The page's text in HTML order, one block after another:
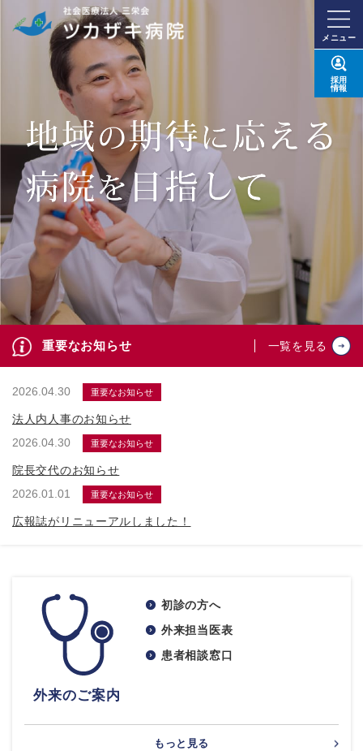
メニュー
採用
情報
重要なお知らせ 一覧を見る
2026.04.30 重要なお知らせ
法人内人事のお知らせ
2026.04.30
重要なお知らせ
院長交代のお知らせ
2026.01.01
重要なお知らせ
広報誌がリニューアルしました！
外来のご案内
初診の方へ
外来担当医表
患者相談窓口
もっと見る